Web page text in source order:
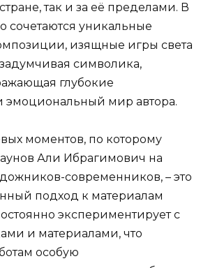
так и за её пределами. В
сочетаются уникальные
изящные игры света
символика,
глубокие
эмоциональный мир автора.
моментов, по которому
Али Ибрагимович на
современников, – это
подход к материалам
экспериментирует с
и материалами, что
особую